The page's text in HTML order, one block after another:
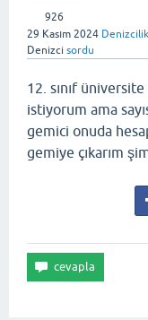
926
29 Kasım 2024
Denizci sordu
12. sınıf
istiyorum ama
gemici onuda
gemiye çıkarım